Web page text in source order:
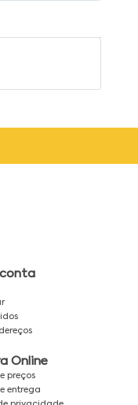
Online
preços
entrega